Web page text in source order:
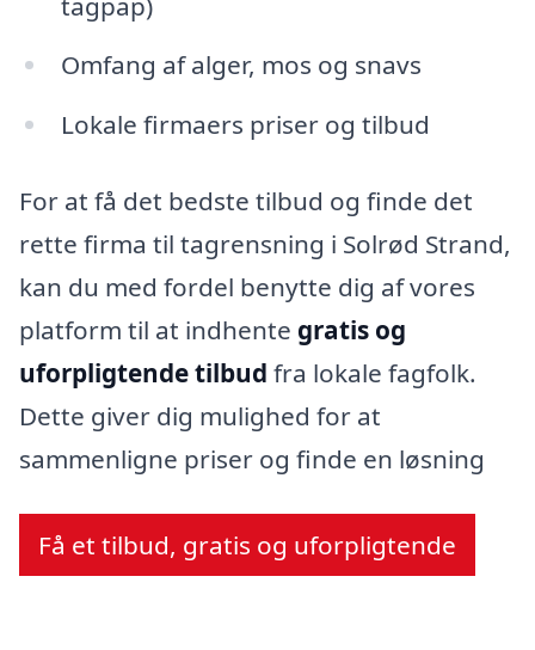
Omfang af alger, mos og snavs
Lokale firmaers priser og tilbud
For at få det bedste tilbud og finde det
rette firma til tagrensning i Solrød Strand,
kan du med fordel benytte dig af vores
platform til at indhente gratis og
uforpligtende tilbud fra lokale fagfolk.
Dette giver dig mulighed for at
sammenligne priser og finde en løsning
Få et tilbud, gratis og uforpligtende